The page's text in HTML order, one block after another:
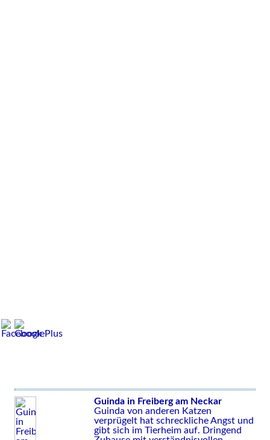
Guinda in Freiberg am Neckar
Guinda von anderen Katzen
verprügelt hat schreckliche Angst und
gibt sich im Tierheim auf. Dringend